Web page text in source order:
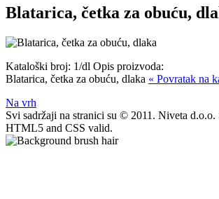
Blatarica, četka za obuću,
Kataloški broj: 1/dl Opis proizvoda:
Blatarica, četka za obuću, dlaka « Povratak na
Na vrh
Svi sadržaji na stranici su © 2011. Niveta d.o.o.
HTML5 and CSS valid.